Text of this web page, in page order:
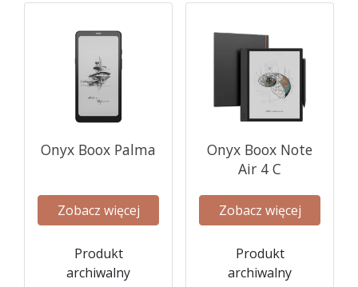
Onyx Boox Palma
Zobacz więcej
Produkt
archiwalny
Onyx Boox Note
Air 4 C
Zobacz więcej
Produkt
archiwalny